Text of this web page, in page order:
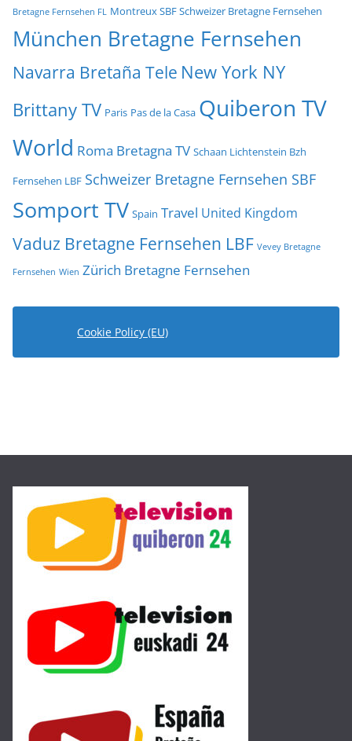
Bretagne Fernsehen FL Montreux SBF Schweizer Bretagne Fernsehen
München Bretagne Fernsehen
Navarra Bretaña Tele New York NY
Brittany TV Paris Pas de la Casa Quiberon TV
World Roma Bretagna TV Schaan Lichtenstein Bzh
Fernsehen LBF Schweizer Bretagne Fernsehen SBF
Somport TV Spain Travel United Kingdom
Vaduz Bretagne Fernsehen LBF Vevey Bretagne
Fernsehen Wien Zürich Bretagne Fernsehen
Cookie Policy (EU)